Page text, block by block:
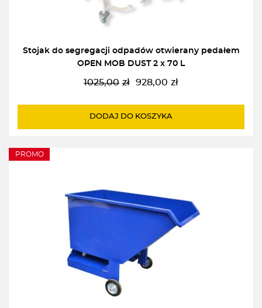
Stojak do segregacji odpadów otwierany pedałem
OPEN MOB DUST 2 x 70 L
1025,00 zł
Pierwotna
wynosiła:
928,00 zł
Aktualna
wynosi:
DODAJ DO KOSZYKA
PROMO